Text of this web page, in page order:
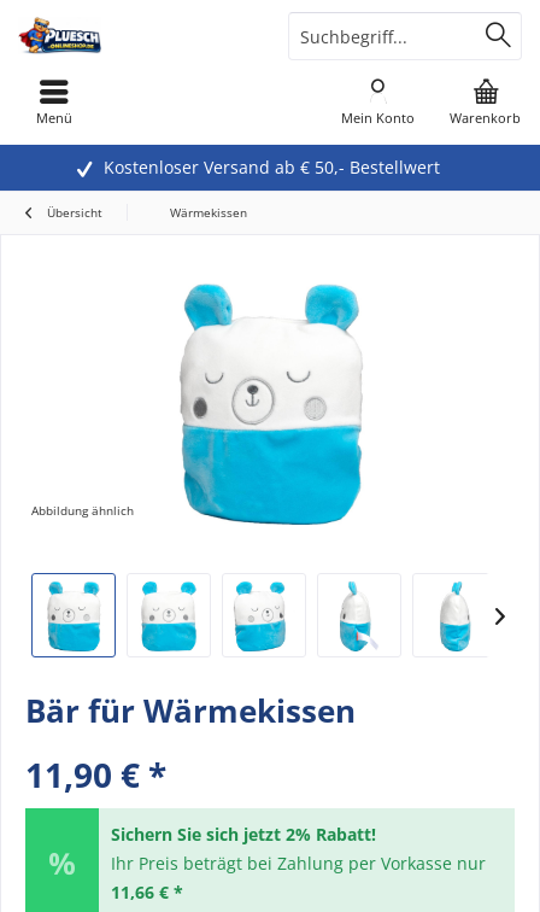
Kostenloser Versand ab € 50,- Bestellwert
Warenkorb
Mein Konto
Menü
Übersicht Wärmekissen
Abbildung ähnlich
Bär für Wärmekissen
11,90 € *
Sichern Sie sich jetzt 2% Rabatt!
Ihr Preis beträgt bei Zahlung per Vorkasse nur
11,66 € *